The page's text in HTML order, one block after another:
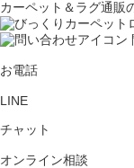
カーペット＆ラグ通販
お電話
LINE
チャット
オンライン相談